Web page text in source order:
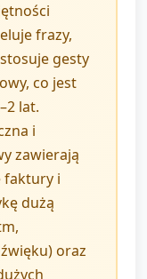
frazy,
gesty
co jest
lat.
i
zawierają
faktury i
dużą
oraz